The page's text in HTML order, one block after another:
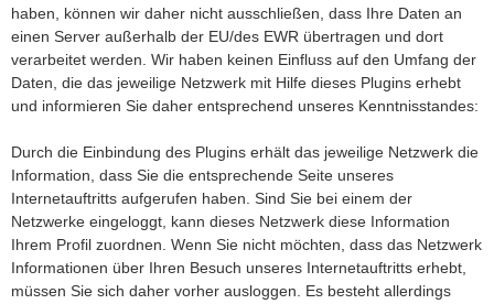
haben, können wir daher nicht ausschließen, dass Ihre Daten an
einen Server außerhalb der EU/des EWR übertragen und dort
verarbeitet werden. Wir haben keinen Einfluss auf den Umfang der
Daten, die das jeweilige Netzwerk mit Hilfe dieses Plugins erhebt
und informieren Sie daher entsprechend unseres Kenntnisstandes:
Durch die Einbindung des Plugins erhält das jeweilige Netzwerk die
Information, dass Sie die entsprechende Seite unseres
Internetauftritts aufgerufen haben. Sind Sie bei einem der
Netzwerke eingeloggt, kann dieses Netzwerk diese Information
Ihrem Profil zuordnen. Wenn Sie nicht möchten, dass das Netzwerk
Informationen über Ihren Besuch unseres Internetauftritts erhebt,
müssen Sie sich daher vorher ausloggen. Es besteht allerdings